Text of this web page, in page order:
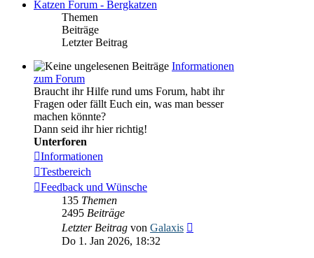
Katzen Forum - Bergkatzen
Themen
Beiträge
Letzter Beitrag
Informationen
zum Forum
Braucht ihr Hilfe rund ums Forum, habt ihr
Fragen oder fällt Euch ein, was man besser
machen könnte?
Dann seid ihr hier richtig!
Unterforen
Informationen
Testbereich
Feedback und Wünsche
135 Themen
2495 Beiträge
Letzter Beitrag von Galaxis
Do 1. Jan 2026, 18:32